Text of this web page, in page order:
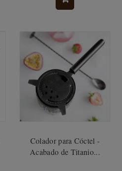
Colador para Cóctel -
Acabado de Titanio...